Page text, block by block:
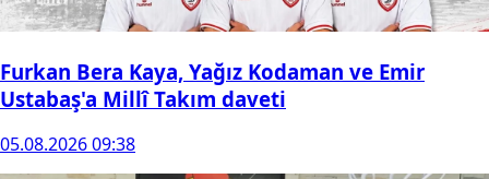
Furkan Bera Kaya, Yağız Kodaman ve Emir
Ustabaş'a Millî Takım daveti
05.08.2026 09:38